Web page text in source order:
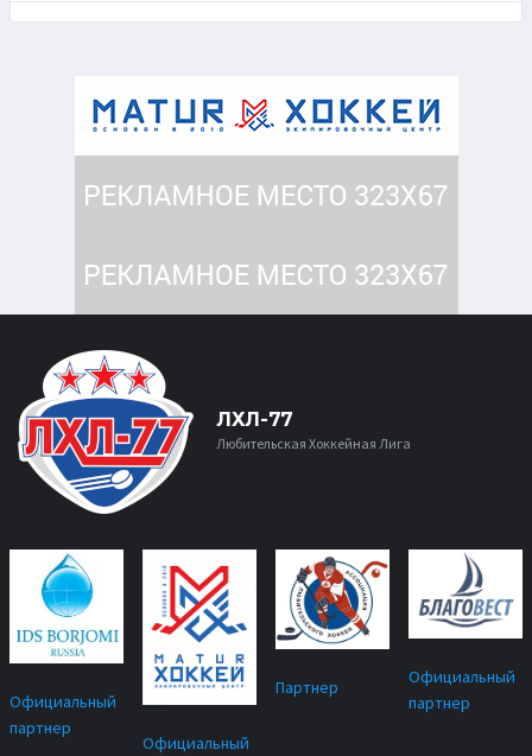
ЛХЛ-77
Любительская Хоккейная Лига
Официальный
партнер
Официальный
Партнер
Официальный
партнер